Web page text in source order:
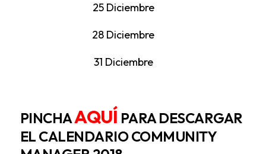
25 Diciembre
28 Diciembre
31 Diciembre
PINCHAAQUÍ PARA DESCARGAR
EL CALENDARIO COMMUNITY